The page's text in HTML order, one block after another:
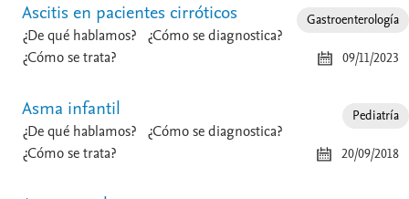
Gastroenterología
09/11/2023
Ascitis en pacientes cirróticos
¿De qué hablamos? ¿Cómo se diagnostica?
¿Cómo se trata?
Pediatría
20/09/2018
Asma infantil
¿De qué hablamos? ¿Cómo se diagnostica?
¿Cómo se trata?